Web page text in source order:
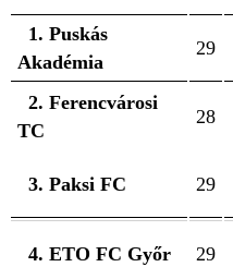
1. Puskás
Akadémia
29
2. Ferencvárosi
TC
28
3. Paksi FC 29
4. ETO FC Győr 29